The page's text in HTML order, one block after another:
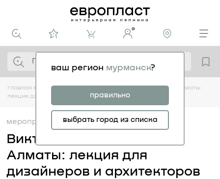
ваш регион мурманск?
правильно
выбрать город из списка
главная медиацентр мероприятия виктор дембовский в алматы:
лекция для дизайнеров и архитекторов
мероприятия 12.05
Виктор Дембовский в
Алматы: лекция для
дизайнеров и архитекторов